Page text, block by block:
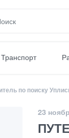
Транспорт
по поиску
23